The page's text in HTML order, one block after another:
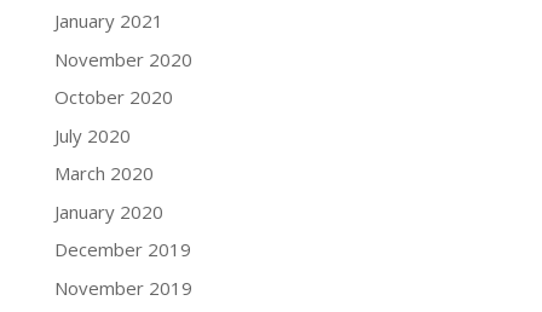
January 2021
November 2020
October 2020
July 2020
March 2020
January 2020
December 2019
November 2019